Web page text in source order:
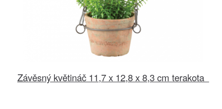
Závěsný květináč 11,7 x 12,8 x 8,3 cm terakota